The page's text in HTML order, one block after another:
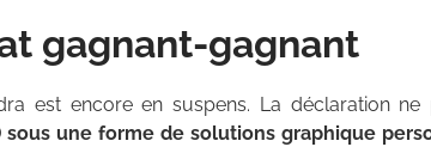
gagnant-gagnant
est encore en suspens. La déclaration
sous une forme de solutions graphique